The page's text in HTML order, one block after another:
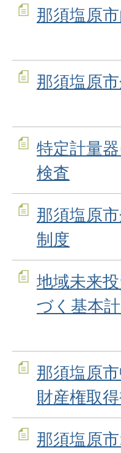
那須塩原
那須塩原
特定計量
検査
那須塩原
制度
地域未来
づく基本
那須塩原
財産権取
那須塩原